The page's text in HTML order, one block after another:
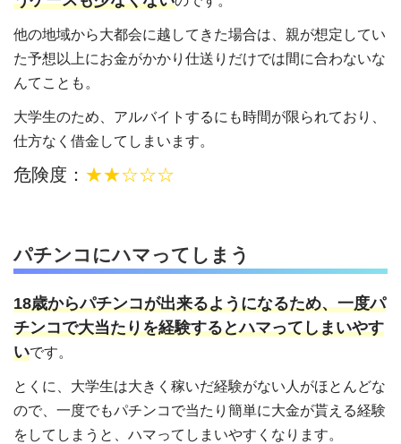
他の地域から大都会に越してきた場合は、親が想定してい
た予想以上にお金がかかり仕送りだけでは間に合わないな
んてことも。
大学生のため、アルバイトするにも時間が限られており、
仕方なく借金してしまいます。
危険度： ★★☆☆☆
パチンコにハマってしまう
18歳からパチンコが出来るようになるため、一度パ
チンコで大当たりを経験するとハマってしまいやす
いです。
とくに、大学生は大きく稼いだ経験がない人がほとんどな
ので、一度でもパチンコで当たり簡単に大金が貰える経験
をしてしまうと、ハマってしまいやすくなります。